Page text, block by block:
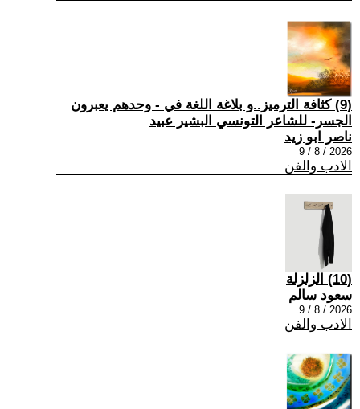
(9) كثافة الترميز..و بلاغة اللغة في - وحدهم يعبرون
الجسر- للشاعر التونسي البشير عبيد
ناصر ابو زيد
2026 / 8 / 9
الادب والفن
(10) الزلزلة
سعود سالم
2026 / 8 / 9
الادب والفن